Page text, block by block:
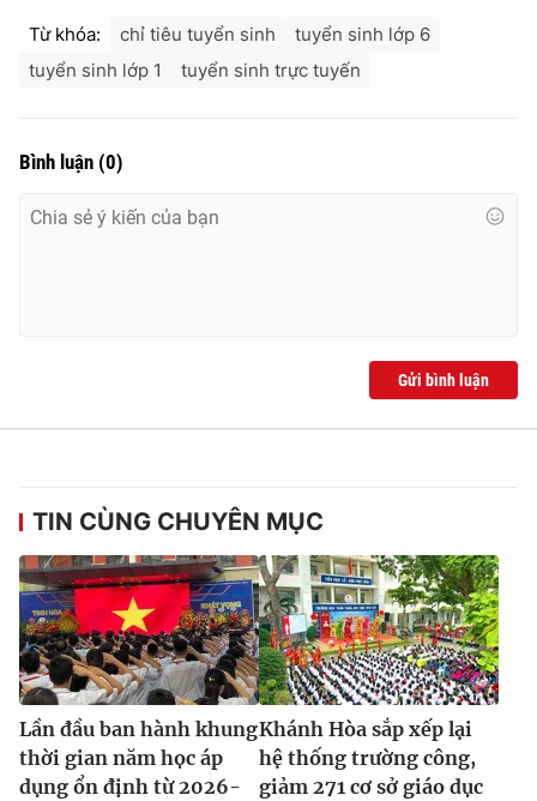
Từ khóa: chỉ tiêu tuyển sinh
tuyển sinh lớp 6
tuyển sinh lớp 1
tuyển sinh trực tuyến
Bình luận (0)
Gửi bình luận
TIN CÙNG CHUYÊN MỤC
Lần đầu ban hành khung
thời gian năm học áp
dụng ổn định từ 2026-
Khánh Hòa sắp xếp lại
hệ thống trường công,
giảm 271 cơ sở giáo dục